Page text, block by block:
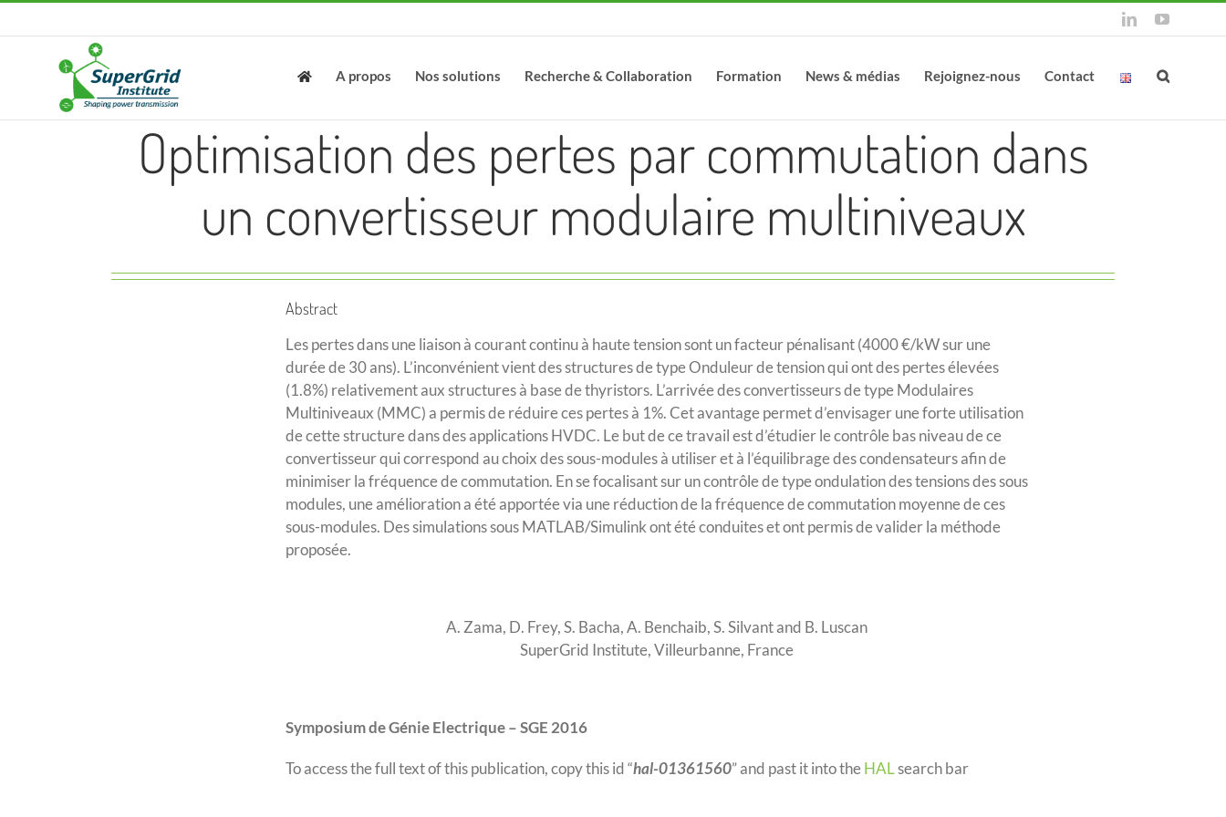
to
LinkedInYouTube
A propos Nos solutions Recherche & Collaboration Formation News & médias Rejoignez-nous Contact
Optimisation des pertes par commutation dans
un convertisseur modulaire multiniveaux
Abstract
Les pertes dans une liaison à courant continu à haute tension sont un facteur pénalisant (4000 €/kW sur une
durée de 30 ans). L’inconvénient vient des structures de type Onduleur de tension qui ont des pertes élevées
(1.8%) relativement aux structures à base de thyristors. L’arrivée des convertisseurs de type Modulaires
Multiniveaux (MMC) a permis de réduire ces pertes à 1%. Cet avantage permet d’envisager une forte utilisation
de cette structure dans des applications HVDC. Le but de ce travail est d’étudier le contrôle bas niveau de ce
convertisseur qui correspond au choix des sous-modules à utiliser et à l’équilibrage des condensateurs afin de
minimiser la fréquence de commutation. En se focalisant sur un contrôle de type ondulation des tensions des sous
modules, une amélioration a été apportée via une réduction de la fréquence de commutation moyenne de ces
sous-modules. Des simulations sous MATLAB/Simulink ont été conduites et ont permis de valider la méthode
proposée.
A. Zama, D. Frey, S. Bacha, A. Benchaib, S. Silvant and B. Luscan
SuperGrid Institute, Villeurbanne, France
Symposium de Génie Electrique – SGE 2016
To access the full text of this publication, copy this id “hal-01361560” and past it into theHALsearch bar